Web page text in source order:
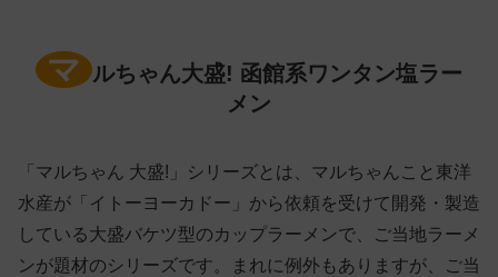
マ
ルちゃん大盛! 函館系ワンタン塩ラー
メン
「マルちゃん 大盛!」シリーズとは、マルちゃんこと東洋
水産が「イトーヨーカドー」から依頼を受けて開発・製造
している大盛バケツ型のカップラーメンで、ご当地ラーメ
ンが題材のシリーズです。まれに例外もありますが、ご当